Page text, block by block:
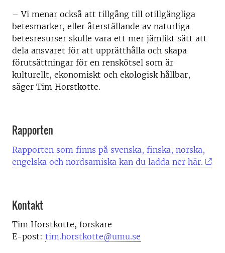
– Vi menar också att tillgång till otillgängliga
betesmarker, eller återställande av naturliga
betesresurser skulle vara ett mer jämlikt sätt att
dela ansvaret för att upprätthålla och skapa
förutsättningar för en renskötsel som är
kulturellt, ekonomiskt och ekologisk hållbar,
säger Tim Horstkotte.
Rapporten
Rapporten som finns på svenska, finska, norska,
engelska och nordsamiska kan du ladda ner här.
Kontakt
Tim Horstkotte, forskare
E-post: tim.horstkotte@umu.se